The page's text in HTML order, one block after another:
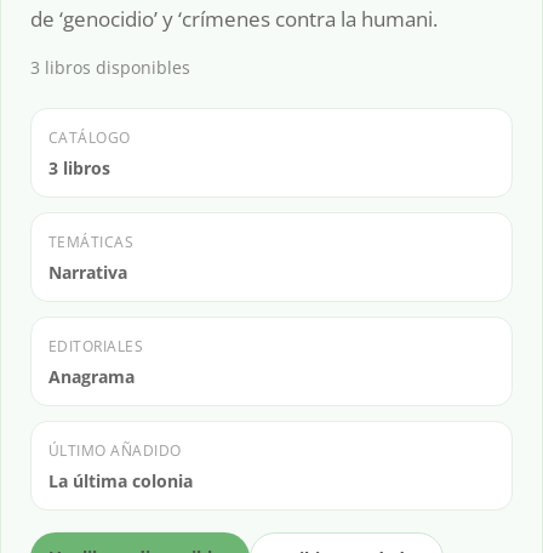
de ‘genocidio’ y ‘crímenes contra la humani.
3 libros disponibles
CATÁLOGO
3 libros
TEMÁTICAS
Narrativa
EDITORIALES
Anagrama
ÚLTIMO AÑADIDO
La última colonia